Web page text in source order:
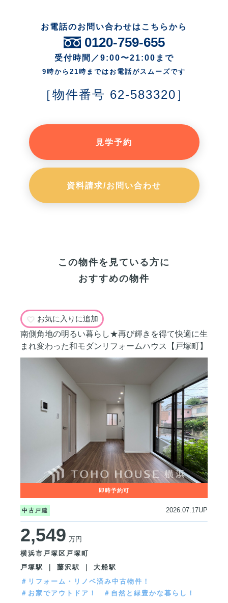
お電話のお問い合わせはこちらから
0120-759-655
受付時間／9:00〜21:00まで
9時から21時まではお電話がスムーズです
［物件番号 62-583320］
見学予約
資料請求/お問い合わせ
この物件を見ている方に
おすすめの物件
お気に入りに追加
南側角地の明るい暮らし★再び輝きを得て快適に生
まれ変わった和モダンリフォームハウス【戸塚町】
中古戸建 2026.07.17UP
2,549 万円
横浜市戸塚区戸塚町
戸塚駅 ｜ 藤沢駅 ｜ 大船駅
＃リフォーム・リノベ済み中古物件！
＃お家でアウトドア！
＃自然と緑豊かな暮らし！